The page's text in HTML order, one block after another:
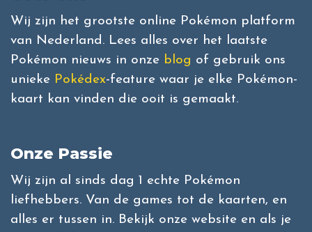
Wij zijn het grootste online Pokémon platform
van Nederland. Lees alles over het laatste
Pokémon nieuws in onze blog of gebruik ons
unieke Pokédex-feature waar je elke Pokémon-
kaart kan vinden die ooit is gemaakt.
Onze Passie
Wij zijn al sinds dag 1 echte Pokémon
liefhebbers. Van de games tot de kaarten, en
alles er tussen in. Bekijk onze website en als je